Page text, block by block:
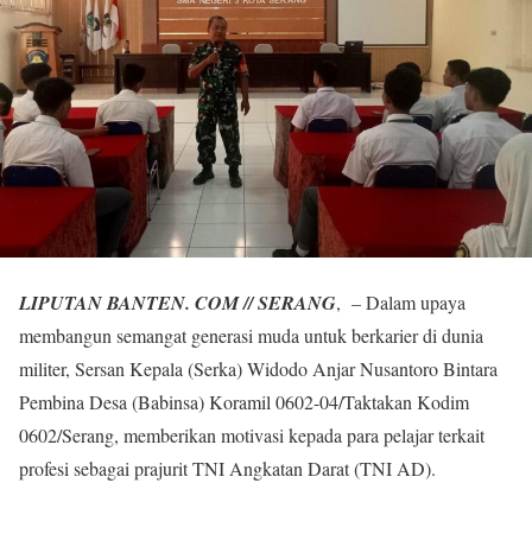
LIPUTAN BANTEN. COM // SERANG, – Dalam upaya
membangun semangat generasi muda untuk berkarier di dunia
militer, Sersan Kepala (Serka) Widodo Anjar Nusantoro Bintara
Pembina Desa (Babinsa) Koramil 0602-04/Taktakan Kodim
0602/Serang, memberikan motivasi kepada para pelajar terkait
profesi sebagai prajurit TNI Angkatan Darat (TNI AD).